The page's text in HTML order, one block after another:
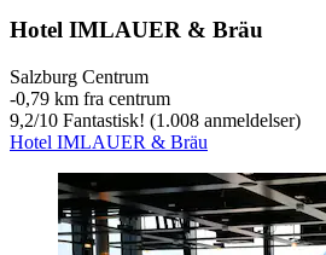
Hotel IMLAUER & Bräu
Salzburg Centrum
‐0,79 km fra centrum
9,2/10 Fantastisk! (1.008 anmeldelser)
Hotel IMLAUER & Bräu